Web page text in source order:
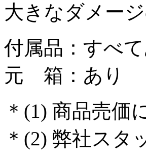
大きなダメー
付属品：すべて
元 箱：あり
＊(1) 商品売価
＊(2) 弊社スタ